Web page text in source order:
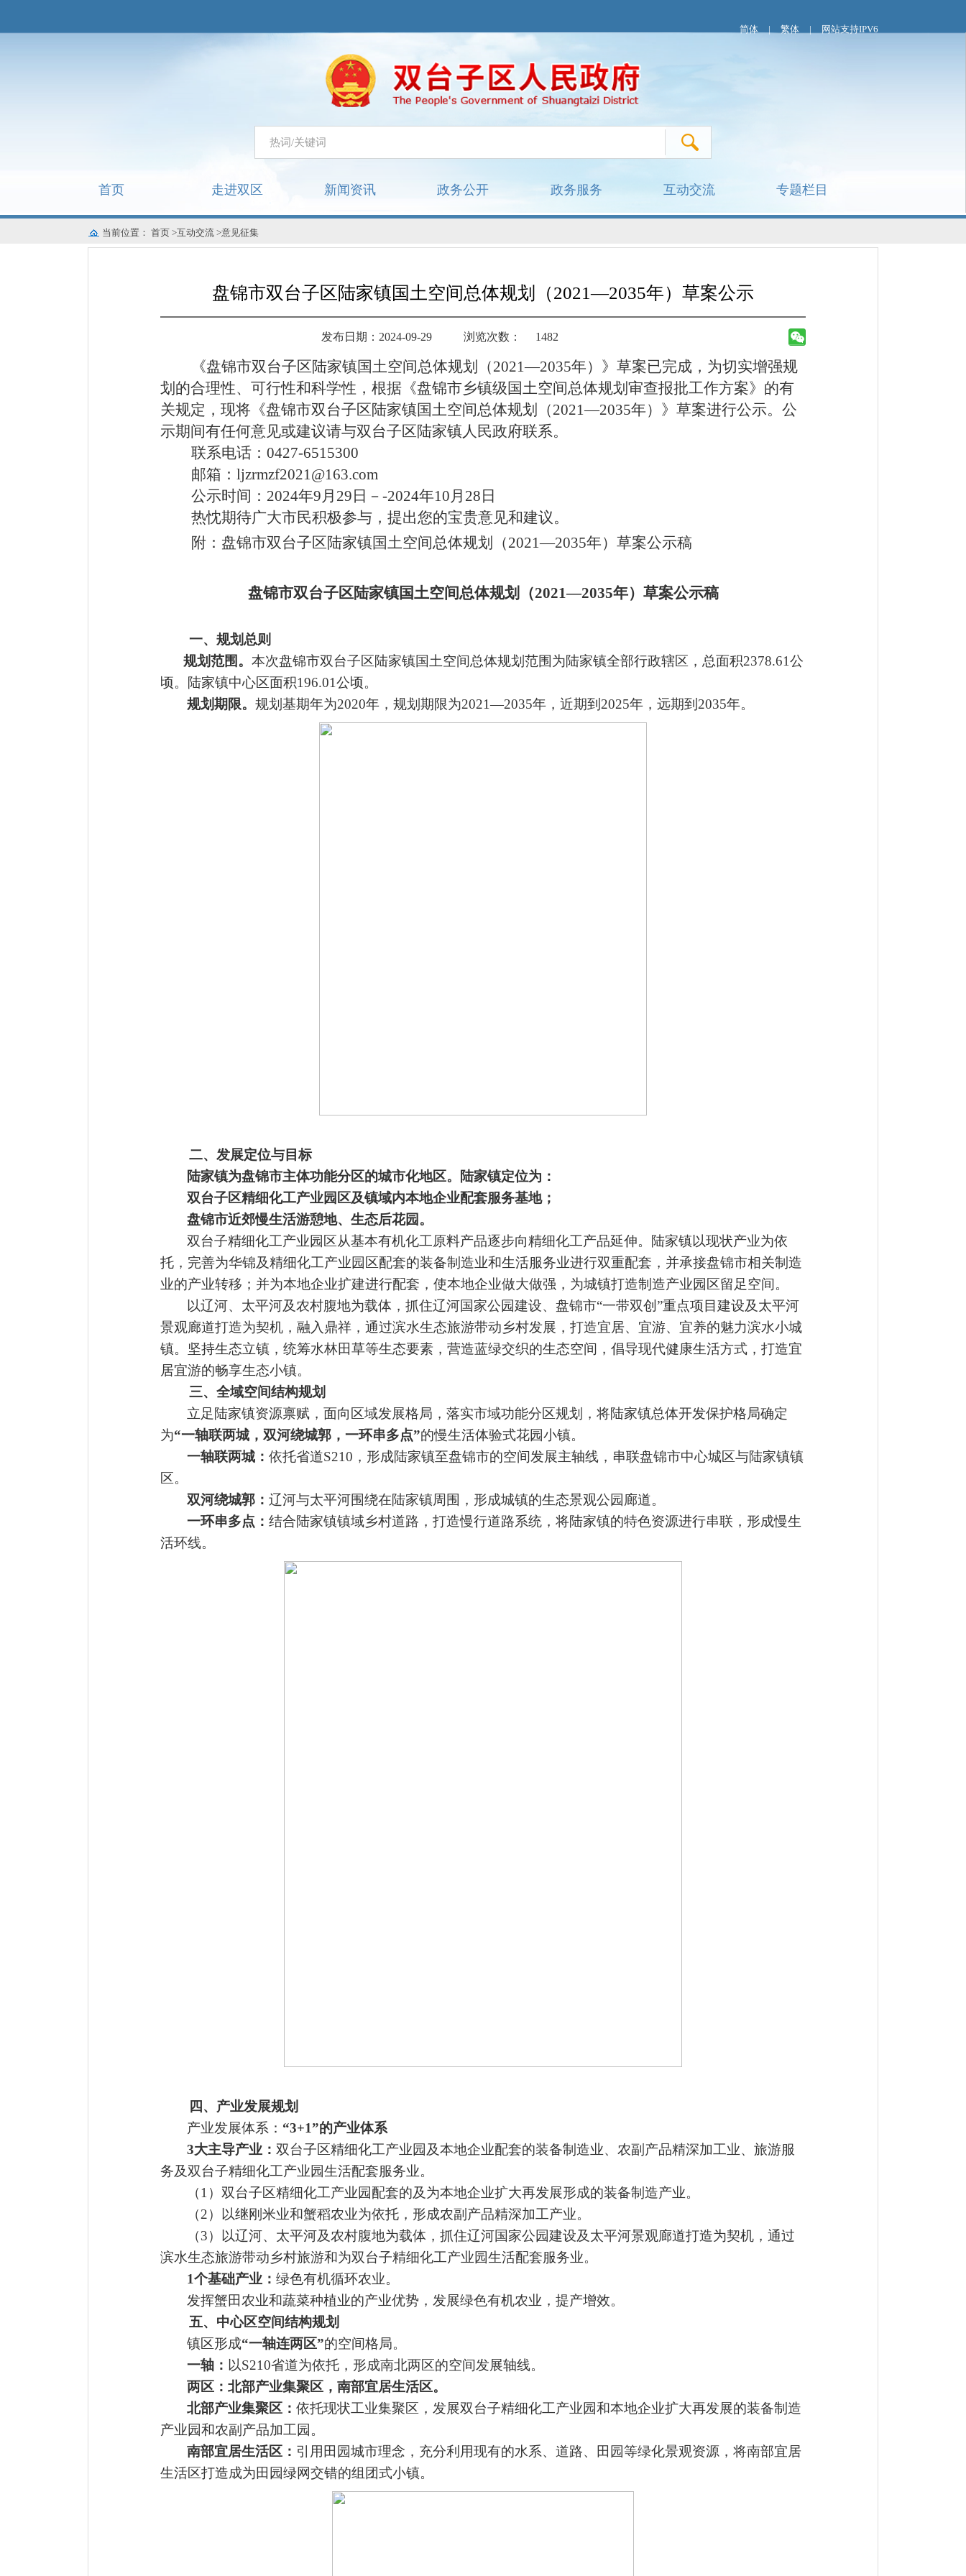
简体 | 繁体 | 网站支持IPV6
首页 走进双区 新闻资讯 政务公开 政务服务 互动交流 专题栏目
当前位置： 首页 >互动交流 >意见征集
盘锦市双台子区陆家镇国土空间总体规划（2021—2035年）草案公示
发布日期：2024-09-29 浏览次数： 1482
《盘锦市双台子区陆家镇国土空间总体规划（2021—2035年） 》 草案已完成，为切实增强规
划的合理性、可行性和科学性，根据《盘锦市乡镇级国土空间总体规划审查报批工作方案》的有
关规定，现将 《盘锦市双台子区陆家镇国土空间总体规划（2021—2035年） 》草案进行公示。公
示期间有任何意见或建议请与双台子区陆家镇人民政府联系。
联系电话： 0427-6515300
邮箱： ljzrmzf2021@163.com
公示时间： 2024年9月29日－-2024年10月28日
热忱期待广大市民积极参与，提出您的宝贵意见和建议。
附：盘锦市双台子区陆家镇国土空间总体规划（2021—2035年） 草案公示稿
盘锦市双台子区陆家镇国土空间总体规划（2021—2035年） 草案公示稿
一、规划总则
规划范围。 本次盘锦市双台子区陆家镇国土空间总体规划范围为陆家镇全部行政辖区，总面积2378.61公
顷。 陆家镇中心区面积196.01公顷。
规划期限。规划基期年为2020年，规划期限为2021—2035年，近期到2025年，远期到 2035年。
二、发展定位与目标
陆家镇为盘锦市主体功能分区的城市化地区。陆家镇定位为：
双台子区精细化工产业园区及镇域内本地企业配套服务基地；
盘锦市近郊慢生活游憩地、生态后花园。
双台子精细化工产业园区从基本有机化工原料产品逐步向精细化工产品延伸。 陆家镇以现状产业为依
托，完善为华锦及精细化工产业园区配套的装备制造业和生活服务业进行双重配套，并承接盘锦市相关制造
业的产业转移；并为本地企业扩建进行配套，使本地企业做大做强，为城镇打造制造产业园区留足空间。
以辽河、太平河及农村腹地为载体，抓住辽河国家公园建设、盘锦市“一带双创”重点项目建设及太平河
景观廊道打造为契机，融入鼎祥，通过滨水生态旅游带动乡村发展，打造宜居、宜游、宜养的魅力滨水小城
镇。坚持生态立镇，统筹水林田草等生态要素，营造蓝绿交织的生态空间，倡导现代健康生活方式，打造宜
居宜游的畅享生态小镇。
三、全域空间结构规划
立足陆家镇资源禀赋，面向区域发展格局，落实市域功能分区规划，将陆家镇总体开发保护格局确定
为“一轴联两城，双河绕城郭，一环串多点”的慢生活体验式花园小镇。
一轴联两城：依托省道S210，形成陆家镇至盘锦市的空间发展主轴线，串联盘锦市中心城区与陆家镇镇
区。
双河绕城郭：辽河与太平河围绕在陆家镇周围，形成城镇的生态景观公园廊道。
一环串多点：结合陆家镇镇域乡村道路，打造慢行道路系统，将陆家镇的特色资源进行串联，形成慢生
活环线。
四、产业发展规划
产业发展体系： “3+1”的产业体系
3大主导产业： 双台子区精细化工产业园及本地企业配套的装备制造业、农副产品精深加工业、旅游服
务及双台子精细化工产业园生活配套服务业。
（1）双台子区精细化工产业园配套的及为本地企业扩大再发展形成的装备制造产业。
（2）以继刚米业和蟹稻农业为依托，形成农副产品精深加工产业。
（3）以辽河、太平河及农村腹地为载体，抓住辽河国家公园建设及太平河景观廊道打造为契机，通过
滨水生态旅游带动乡村旅游和为双台子精细化工产业园生活配套服务业。
1个基础产业：绿色有机循环农业。
发挥蟹田农业和蔬菜种植业的产业优势，发展绿色有机农业，提产增效。
五、中心区空间结构规划
镇区形成“一轴连两区”的空间格局。
一轴： 以S210省道为依托，形成南北两区的空间发展轴线。
两区 ：北部产业集聚区，南部宜居生活区。
北部产业集聚区：依托现状工业集聚区，发展双台子精细化工产业园和本地企业扩大再发展的装备制造
产业园和农副产品加工园。
南部宜居生活区 ： 引用田园城市理念，充分利用现有的水系、道路、田园等绿化景观资源，将南部宜居
生活区打造成为田园绿网交错的组团式小镇。